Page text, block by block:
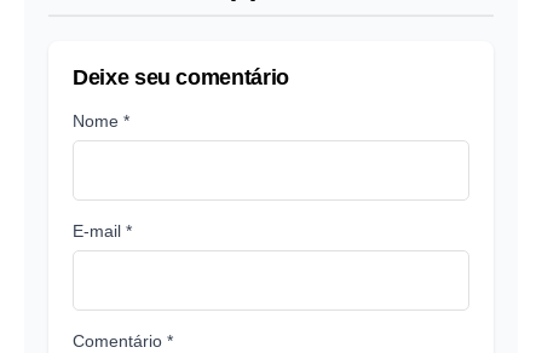
Deixe seu comentário
Nome *
E-mail *
Comentário *